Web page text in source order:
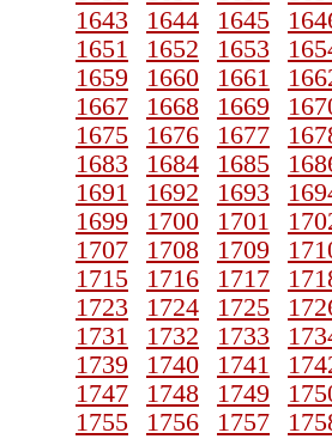
1643
1644 1645
1651
1652 1653
1659
1660 1661
1667
1668 1669
1675
1676 1677
1683
1684 1685
1691
1692 1693
1699
1700 1701
1707
1708 1709
1715
1716 1717
1723
1724 1725
1731
1732 1733
1739
1740 1741
1747
1748 1749
1755
1756 1757